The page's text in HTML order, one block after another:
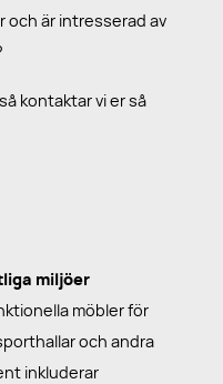
och är intresserad av
kontaktar vi er så
miljöer
möbler för
och andra
inkluderar